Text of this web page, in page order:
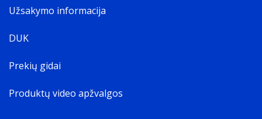
Užsakymo informacija
DUK
Prekių gidai
Produktų video apžvalgos